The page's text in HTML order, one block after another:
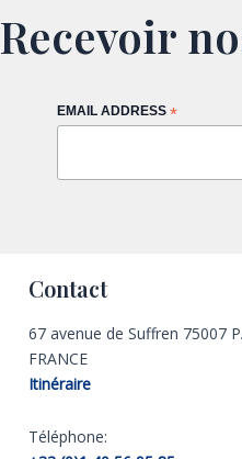
Recevoir
EMAIL ADDRESS *
Contact
67 avenue de Suffren 75007
FRANCE
Itinéraire
Téléphone: